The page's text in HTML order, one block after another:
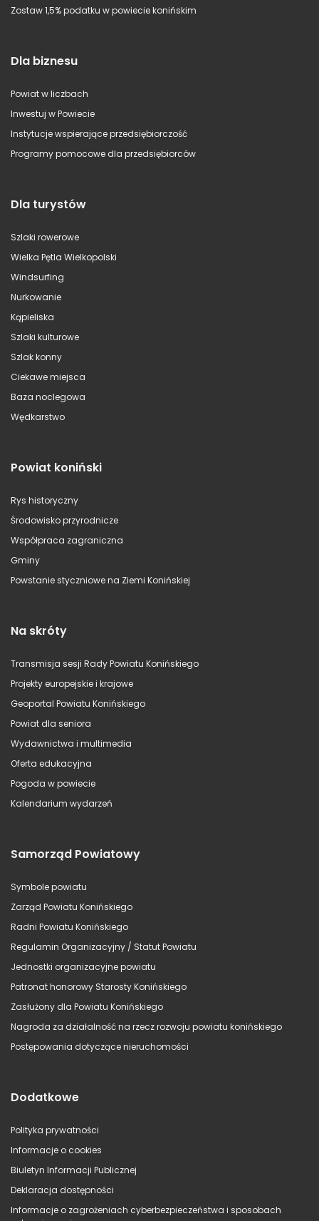
Zostaw 1,5% podatku w powiecie konińskim
Dla biznesu
Powiat w liczbach
Inwestuj w Powiecie
Instytucje wspierające przedsiębiorczość
Programy pomocowe dla przedsiębiorców
Dla turystów
Szlaki rowerowe
Wielka Pętla Wielkopolski
Windsurfing
Nurkowanie
Kąpieliska
Szlaki kulturowe
Szlak konny
Ciekawe miejsca
Baza noclegowa
Wędkarstwo
Powiat koniński
Rys historyczny
Środowisko przyrodnicze
Współpraca zagraniczna
Gminy
Powstanie styczniowe na Ziemi Konińskiej
Na skróty
Transmisja sesji Rady Powiatu Konińskiego
Projekty europejskie i krajowe
Geoportal Powiatu Konińskiego
Powiat dla seniora
Wydawnictwa i multimedia
Oferta edukacyjna
Pogoda w powiecie
Kalendarium wydarzeń
Samorząd Powiatowy
Symbole powiatu
Zarząd Powiatu Konińskiego
Radni Powiatu Konińskiego
Regulamin Organizacyjny / Statut Powiatu
Jednostki organizacyjne powiatu
Patronat honorowy Starosty Konińskiego
Zasłużony dla Powiatu Konińskiego
Nagroda za działalność na rzecz rozwoju powiatu konińskiego
Postępowania dotyczące nieruchomości
Dodatkowe
Polityka prywatności
Informacje o cookies
Biuletyn Informacji Publicznej
Deklaracja dostępności
Informacje o zagrożeniach cyberbezpieczeństwa i sposobach